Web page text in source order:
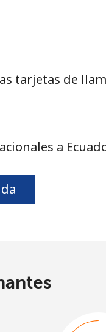
tarjetas de
a